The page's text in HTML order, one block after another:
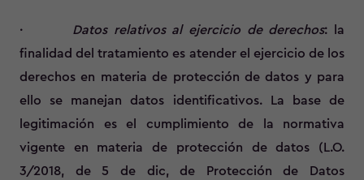
· Datos relativos al ejercicio de derechos: la
finalidad del tratamiento es atender el ejercicio de los
derechos en materia de protección de datos y para
ello se manejan datos identificativos. La base de
legitimación es el cumplimiento de la normativa
vigente en materia de protección de datos (L.O.
3/2018, de 5 de dic, de Protección de Datos